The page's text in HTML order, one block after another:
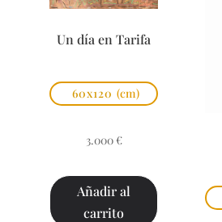
Un día en Tarifa
60x120 (cm)
3.000 €
Añadir al
carrito